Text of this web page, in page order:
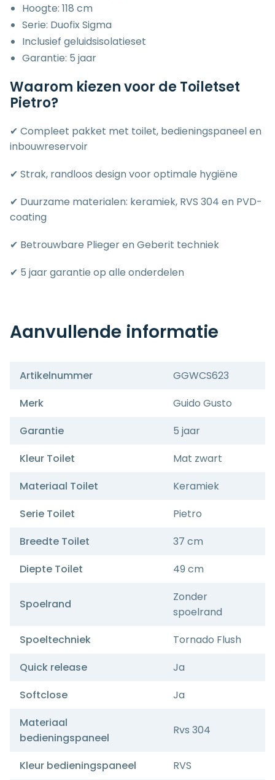
Hoogte: 118 cm
Serie: Duofix Sigma
Inclusief geluidsisolatieset
Garantie: 5 jaar
Waarom kiezen voor de Toiletset
Pietro?
✔ Compleet pakket met toilet, bedieningspaneel en
inbouwreservoir
✔ Strak, randloos design voor optimale hygiëne
✔ Duurzame materialen: keramiek, RVS 304 en PVD-
coating
✔ Betrouwbare Plieger en Geberit techniek
✔ 5 jaar garantie op alle onderdelen
Aanvullende informatie
Artikelnummer
GGWCS623
Merk
Guido Gusto
Garantie
5 jaar
Kleur Toilet
Mat zwart
Materiaal Toilet
Keramiek
Serie Toilet
Pietro
Breedte Toilet
37 cm
Diepte Toilet
49 cm
Spoelrand
Zonder
spoelrand
Spoeltechniek
Tornado Flush
Quick release
Ja
Softclose
Ja
Materiaal
bedieningspaneel
Rvs 304
Kleur bedieningspaneel RVS